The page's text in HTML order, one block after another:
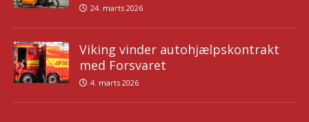
24. marts 2026
Viking vinder autohjælpskontrakt
med Forsvaret
4. marts 2026